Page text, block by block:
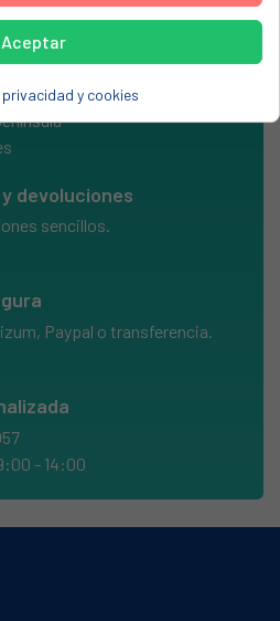
devoluciones
sencillos.
Paypal o transferencia.
- 14:00
Aceptar
y cookies